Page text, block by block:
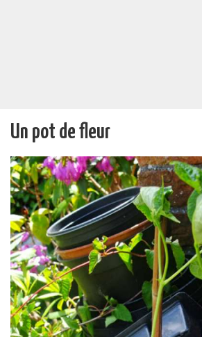
Un pot de fleur